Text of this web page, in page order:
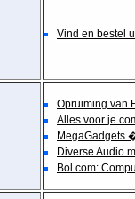
Vind en bestel
Opruiming van
Alles voor je
MegaGadgets
Diverse Audio
Bol.com: